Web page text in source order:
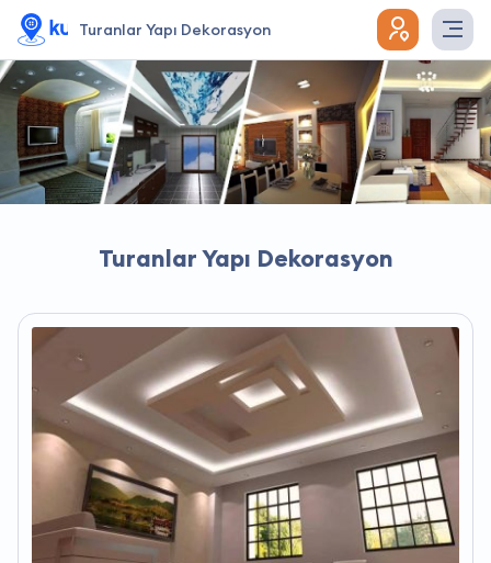
Turanlar Yapı Dekorasyon
Turanlar Yapı Dekorasyon